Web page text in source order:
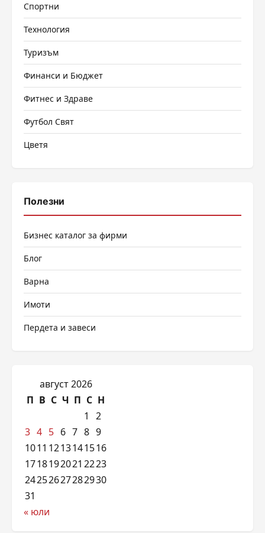
Спортни
Технология
Туризъм
Финанси и Бюджет
Фитнес и Здраве
Футбол Свят
Цветя
Полезни
Бизнес каталог за фирми
Блог
Варна
Имоти
Пердета и завеси
август 2026
П В С Ч П С Н
1
2
3 4 5 6 7 8 9
1011 1213141516
1718192021 2223
24252627282930
31
« юли